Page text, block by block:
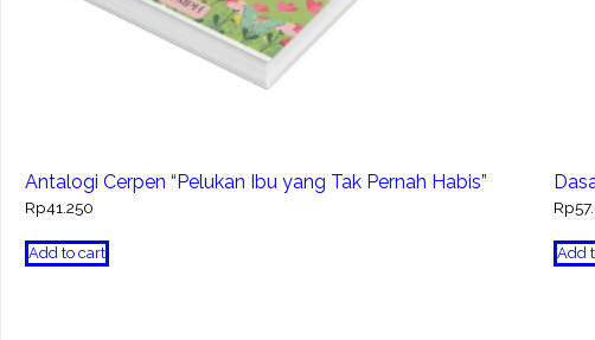
Antalogi Cerpen “Pelukan Ibu yang Tak Pernah Habis”
Rp41.250
Add to cart
Rp
Add